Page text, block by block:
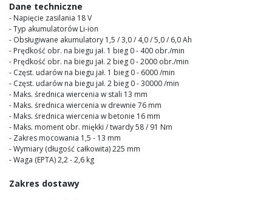
Dane techniczne
- Napięcie zasilania 18 V
- Typ akumulatorów Li-ion
- Obsługiwane akumulatory 1,5 / 3,0 / 4,0 / 5,0 / 6,0 Ah
- Prędkość obr. na biegu jał. 1 bieg 0 - 400 obr./min
- Prędkość obr. na biegu jał. 2 bieg 0 - 2000 obr./min
- Częst. udarów na biegu jał. 1 bieg 0 - 6000 /min
- Częst. udarów na biegu jał. 2 bieg 0 - 30000 /min
- Maks. średnica wiercenia w stali 13 mm
- Maks. średnica wiercenia w drewnie 76 mm
- Maks. średnica wiercenia w betonie 16 mm
- Maks. moment obr. miękki / twardy 58 / 91 Nm
- Zakres mocowania 1,5 - 13 mm
- Wymiary (długość całkowita) 225 mm
- Waga (EPTA) 2,2 - 2,6 kg
Zakres dostawy